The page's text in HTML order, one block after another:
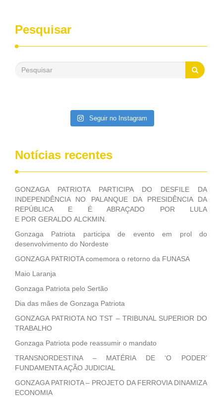
desenvolvimento dos seus municípios e, somente o ano
passado, essa Fundação distribuiu mais de três bilhões de
reais, com suas maravilhosas ações, dentre alas, mais de
saneamento básico, em pequenas comunidades rurais.
Patriota disse ainda que, mesmo sem mandato,
Pesquisar
Seguir no Instagram
Notícias recentes
GONZAGA PATRIOTA PARTICIPA DO DESFILE DA
INDEPENDÊNCIA NO PALANQUE DA PRESIDÊNCIA DA
REPÚBLICA E É ABRAÇADO POR LULA
E POR GERALDO ALCKMIN.
Gonzaga Patriota participa de evento em prol do
desenvolvimento do Nordeste
GONZAGA PATRIOTA comemora o retorno da FUNASA
Maio Laranja
Gonzaga Patriota pelo Sertão
Dia das mães de Gonzaga Patriota
GONZAGA PATRIOTA NO TST – TRIBUNAL SUPERIOR DO
TRABALHO
Gonzaga Patriota pode reassumir o mandato
TRANSNORDESTINA – MATÉRIA DE ‘O PODER’
FUNDAMENTA AÇÃO JUDICIAL
GONZAGA PATRIOTA – PROJETO DA FERROVIA DINAMIZA
ECONOMIA